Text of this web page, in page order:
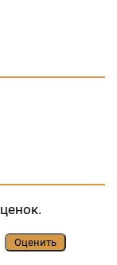
Оценить